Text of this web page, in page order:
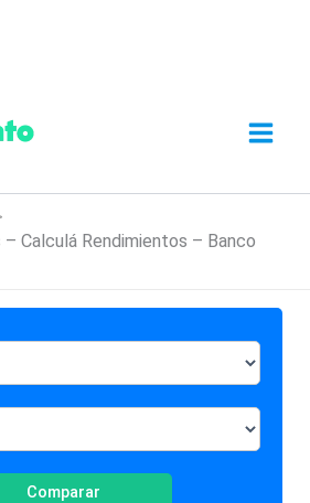
Calculá Rendimientos – Banco
Comparar